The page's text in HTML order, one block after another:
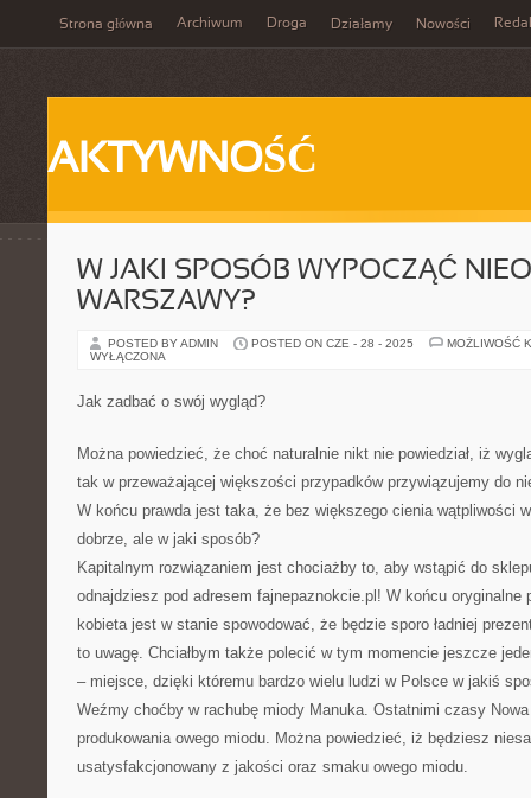
Strona główna Archiwum Droga Działamy Nowości
AKTYWNOŚĆ
W JAKI SPOSÓB WYPOCZĄĆ
WARSZAWY?
POSTED BY ADMIN POSTED ON CZE - 28 - 2025
MOŻLIWOŚĆ
WYŁĄCZONA
Jak zadbać o swój wygląd?
Można powiedzieć, że choć naturalnie nikt nie powiedział, iż
tak w przeważającej większości przypadków przywiązujemy do
W końcu prawda jest taka, że bez większego cienia wątpliwości
dobrze, ale w jaki sposób?
Kapitalnym rozwiązaniem jest chociażby to, aby wstąpić do
odnajdziesz pod adresem fajnepaznokcie.pl! W końcu oryginalne
kobieta jest w stanie spowodować, że będzie sporo ładniej
to uwagę. Chciałbym także polecić w tym momencie jeszcze
– miejsce, dzięki któremu bardzo wielu ludzi w Polsce w jakiś
Weźmy choćby w rachubę miody Manuka. Ostatnimi czasy Nowa
produkowania owego miodu. Można powiedzieć, iż będziesz
usatysfakcjonowany z jakości oraz smaku owego miodu.